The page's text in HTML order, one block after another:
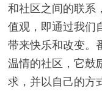
和社区之间的联系
值观，即通过我们
带来快乐和改变。
温情的社区，它鼓
求，并以自己的方